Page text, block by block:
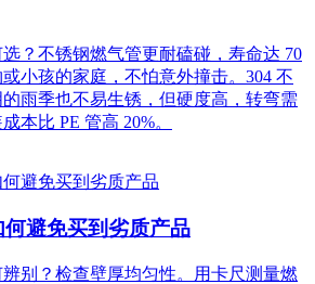
？不锈钢燃气管更耐磕碰，寿命达 70
小孩的家庭，不怕意外撞击。304 不
雨季也不易生锈，但硬度高，转弯需
本比 PE 管高 20%。
避免买到劣质产品
别？检查壁厚均匀性。用卡尺测量燃